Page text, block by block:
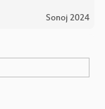
Sonoj 2024